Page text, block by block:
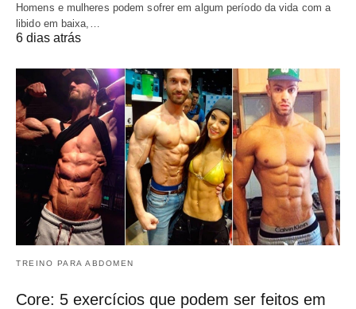
Homens e mulheres podem sofrer em algum período da vida com a
libido em baixa,…
6 dias atrás
TREINO PARA ABDOMEN
Core: 5 exercícios que podem ser feitos em